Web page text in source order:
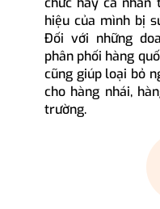
hiệu của mình bị
Đối với những
phân phối hàng
cũng giúp loại bỏ
cho hàng nhái,
trường.